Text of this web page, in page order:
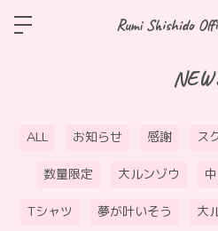
Rumi Shishido
ALL お知らせ 感謝 ス
数量限定 大ルンゾウ
Tシャツ 夢が叶いそう 大